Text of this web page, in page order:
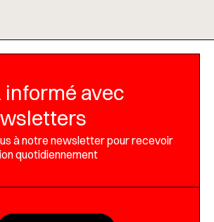
informé avec
à notre newsletter pour recevoir
quotidiennement